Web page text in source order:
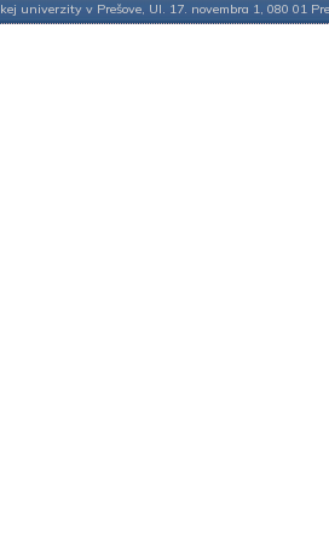
univerzity v Prešove, Ul. 17. novembra 1, 080 01